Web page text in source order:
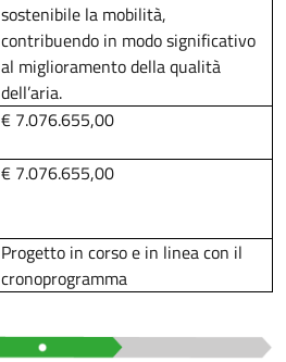
sostenibile la mobilità,
contribuendo in modo significativo
al miglioramento della qualità
dell’aria.
€ 7.076.655,00
€ 7.076.655,00
Progetto in corso e in linea con il
cronoprogramma